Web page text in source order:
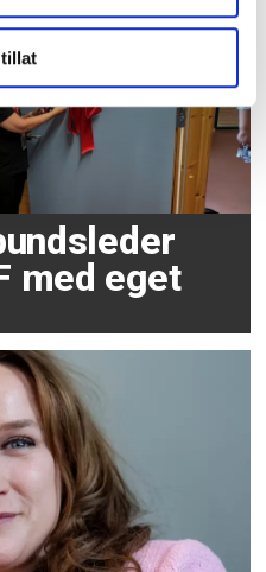
tillat
med eget